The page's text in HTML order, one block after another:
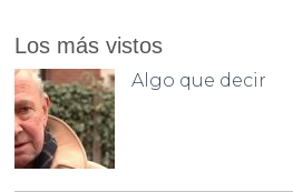
Los más vistos
Algo que decir